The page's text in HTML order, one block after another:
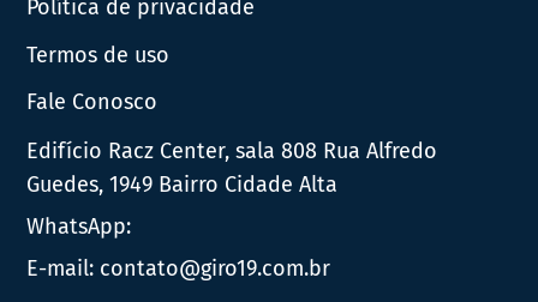
Política de privacidade
Termos de uso
Fale Conosco
Edifício Racz Center, sala 808 Rua Alfredo
Guedes, 1949 Bairro Cidade Alta
WhatsApp:
E-mail: contato@giro19.com.br